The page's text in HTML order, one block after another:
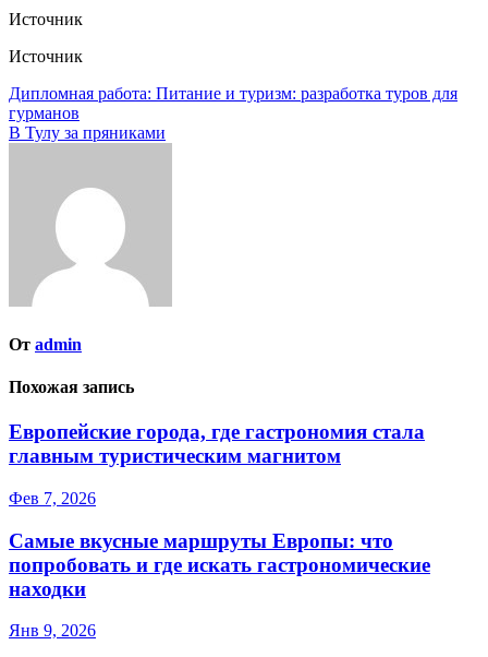
Источник
Источник
Навигация
по
Дипломная работа: Питание и туризм: разработка туров для
гурманов
В Тулу за пряниками
От admin
Похожая запись
Европейские города, где гастрономия стала
главным туристическим магнитом
Фев 7, 2026
Самые вкусные маршруты Европы: что
попробовать и где искать гастрономические
находки
Янв 9, 2026